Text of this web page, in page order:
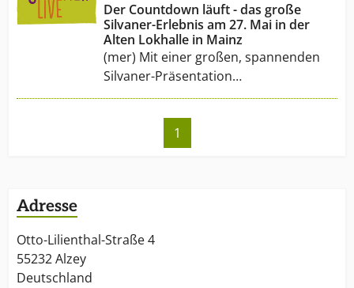
Der Countdown läuft - das große
Silvaner-Erlebnis am 27. Mai in der
Alten Lokhalle in Mainz
(mer) Mit einer großen, spannenden
Silvaner-Präsentation…
1
Adresse
Otto-Lilienthal-Straße 4
55232 Alzey
Deutschland